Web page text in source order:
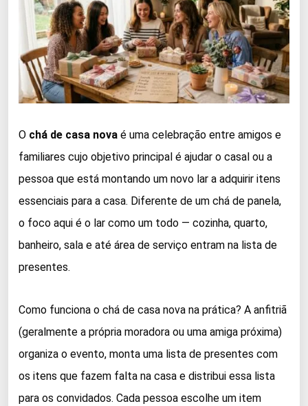
O chá de casa nova é uma celebração entre amigos e
familiares cujo objetivo principal é ajudar o casal ou a
pessoa que está montando um novo lar a adquirir itens
essenciais para a casa. Diferente de um chá de panela,
o foco aqui é o lar como um todo — cozinha, quarto,
banheiro, sala e até área de serviço entram na lista de
presentes.
Como funciona o chá de casa nova na prática? A anfitriã
(geralmente a própria moradora ou uma amiga próxima)
organiza o evento, monta uma lista de presentes com
os itens que fazem falta na casa e distribui essa lista
para os convidados. Cada pessoa escolhe um item